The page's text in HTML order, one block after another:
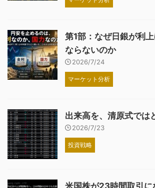
第1部：なぜ日銀が利
ならないのか
2026/7/24
マーケット分析
出来高を、清原式では
2026/7/23
投資戦略